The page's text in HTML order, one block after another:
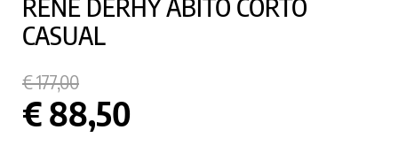
CASUAL
€ 177,00
€ 88,50